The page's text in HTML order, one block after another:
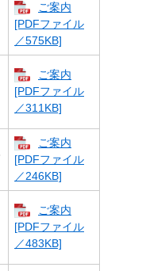
ご案内
[PDFファイル
／575KB]
ご案内
[PDFファイル
／311KB]
ご案内
[PDFファイル
／246KB]
ご案内
[PDFファイル
／483KB]